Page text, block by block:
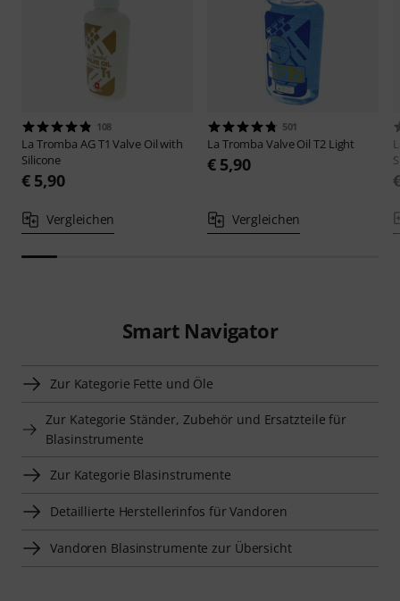
108
La Tromba AGT1 Valve Oil with
Silicone
€ 5,90
Vergleichen
501
La TrombaValve Oil T2 Light
€ 5,90
Vergleichen
Smart Navigator
Zur Kategorie Fette und Öle
Zur Kategorie Ständer, Zubehör und Ersatzteile für
Blasinstrumente
Zur Kategorie Blasinstrumente
Detaillierte Herstellerinfos für Vandoren
Vandoren Blasinstrumente zur Übersicht